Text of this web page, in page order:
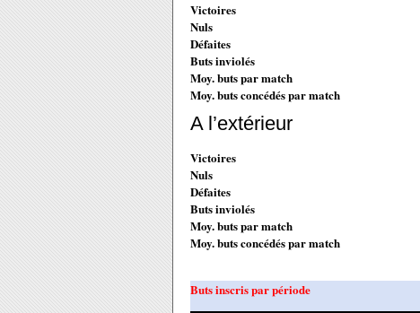
Victoires
Nuls
Défaites
Buts inviolés
Moy. buts par match
Moy. buts concédés par match
A l’extérieur
Victoires
Nuls
Défaites
Buts inviolés
Moy. buts par match
Moy. buts concédés par match
Buts inscris par période